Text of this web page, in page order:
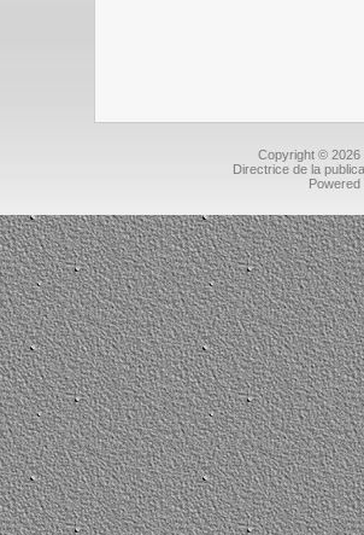
Copyright © 2026
Directrice de la